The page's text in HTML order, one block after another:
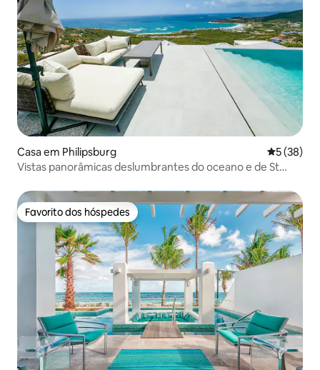
Casa em Philipsburg
5 (38)
Vistas panorâmicas deslumbrantes do oceano e de St
Favorito dos hóspedes
Favorito dos hóspedes